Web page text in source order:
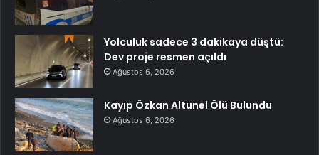
Yolculuk sadece 3 dakikaya düştü:
Dev proje resmen açıldı
Ağustos 6, 2026
Kayıp Özkan Altunel Ölü Bulundu
Ağustos 6, 2026